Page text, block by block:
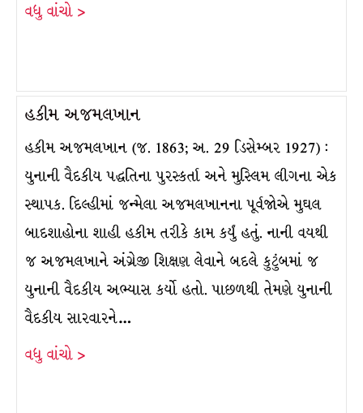
વધુ વાંચો >
હકીમ અજમલખાન
હકીમ અજમલખાન (જ. 1863; અ. 29 ડિસેમ્બર 1927) :
યુનાની વૈદકીય પદ્ધતિના પુરસ્કર્તા અને મુસ્લિમ લીગના એક
સ્થાપક. દિલ્હીમાં જન્મેલા અજમલખાનના પૂર્વજોએ મુઘલ
બાદશાહોના શાહી હકીમ તરીકે કામ કર્યું હતું. નાની વયથી
જ અજમલખાને અંગ્રેજી શિક્ષણ લેવાને બદલે કુટુંબમાં જ
યુનાની વૈદકીય અભ્યાસ કર્યો હતો. પાછળથી તેમણે યુનાની
વૈદકીય સારવારને…
વધુ વાંચો >